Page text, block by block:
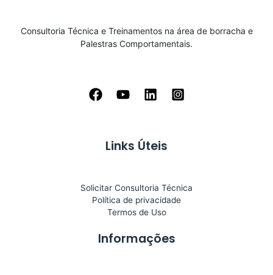
Consultoria Técnica e Treinamentos na área de borracha e
Palestras Comportamentais.
Links Úteis
Solicitar Consultoria Técnica
Política de privacidade
Termos de Uso
Informações